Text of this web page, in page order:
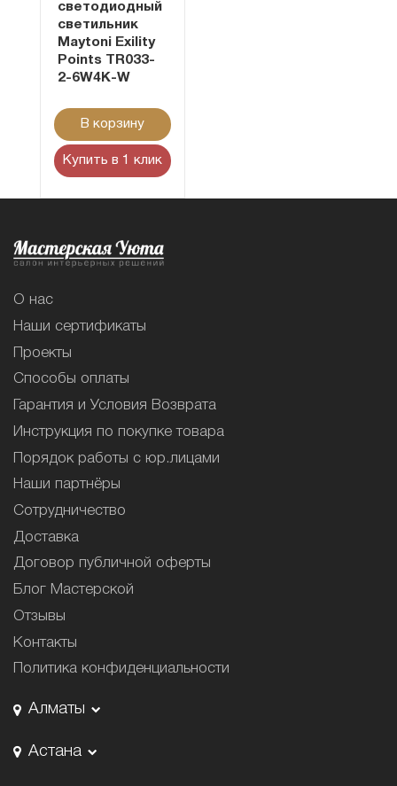
светодиодный
светильник
Maytoni Exility
Points TR033-
2-6W4K-W
В корзину
Купить в 1 клик
О нас
Наши сертификаты
Проекты
Способы оплаты
Гарантия и Условия Возврата
Инструкция по покупке товара
Порядок работы с юр.лицами
Наши партнёры
Сотрудничество
Доставка
Договор публичной оферты
Блог Мастерской
Отзывы
Контакты
Политика конфиденциальности
Алматы
Астана